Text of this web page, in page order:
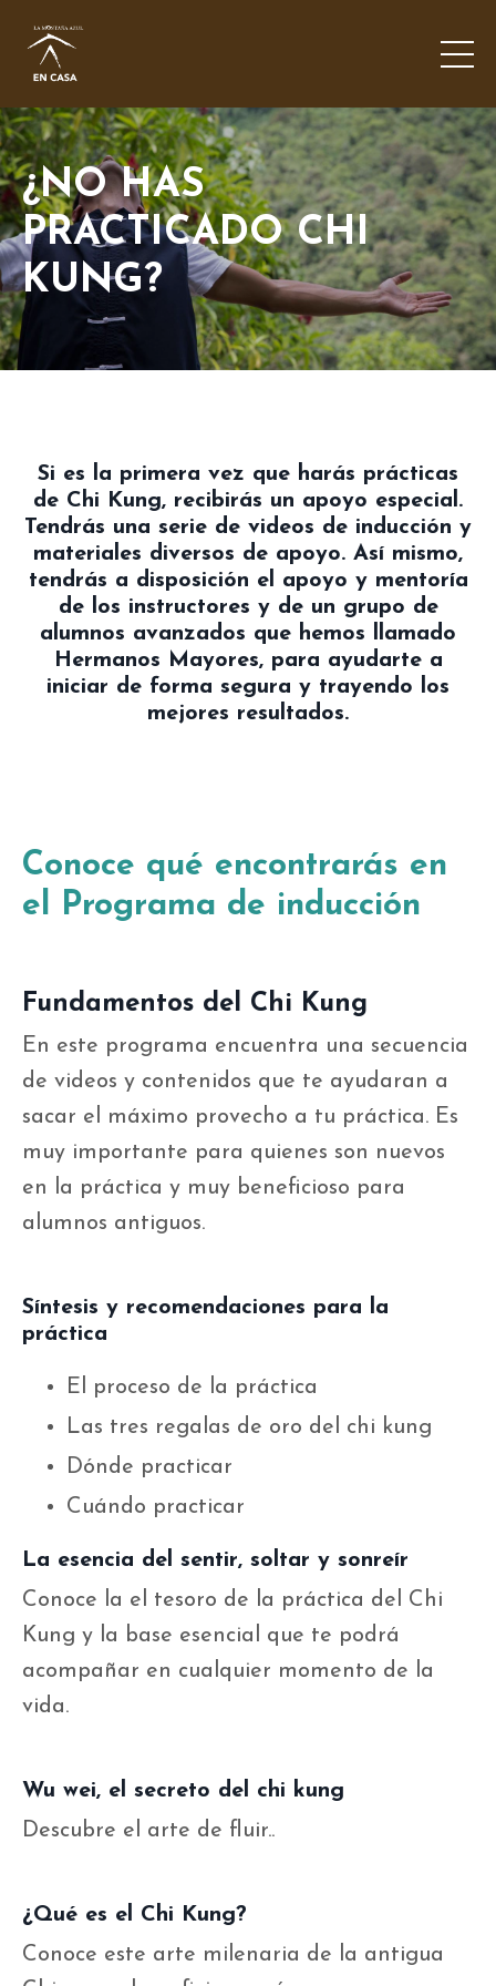
¿NO HAS
PRACTICADO CHI
KUNG?
Si es la primera vez que harás prácticas
de Chi Kung, recibirás un apoyo especial.
Tendrás una serie de videos de inducción y
materiales diversos de apoyo. Así mismo,
tendrás a disposición el apoyo y mentoría
de los instructores y de un grupo de
alumnos avanzados que hemos llamado
Hermanos Mayores, para ayudarte a
iniciar de forma segura y trayendo los
mejores resultados.
Conoce qué encontrarás en
el Programa de inducción
Fundamentos del Chi Kung
En este programa encuentra una secuencia
de videos y contenidos que te ayudaran a
sacar el máximo provecho a tu práctica. Es
muy importante para quienes son nuevos
en la práctica y muy beneficioso para
alumnos antiguos.
Síntesis y recomendaciones para la
práctica
El proceso de la práctica
Las tres regalas de oro del chi kung
Dónde practicar
Cuándo practicar
La esencia del sentir, soltar y sonreír
Conoce la el tesoro de la práctica del Chi
Kung y la base esencial que te podrá
acompañar en cualquier momento de la
vida.
Wu wei, el secreto del chi kung
Descubre el arte de fluir..
¿Qué es el Chi Kung?
Conoce este arte milenaria de la antigua